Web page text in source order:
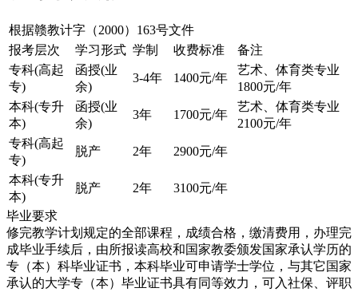
根据赣教计字（2000）163号文件
报考层次
学习形式 学制 收费标准
备注
专科(高起
专)
函授(业
余)
3-4年 1400元/年
艺术、体育类专业
1800元/年
本科(专升
本)
函授(业
余)
3年 1700元/年
艺术、体育类专业
2100元/年
专科(高起
专)
脱产 2年 2900元/年
本科(专升
本)
脱产 2年 3100元/年
毕业要求
修完教学计划规定的全部课程，成绩合格，缴清费用，办理完
成毕业手续后，由所报读高校和国家教委颁发国家承认学历的
专（本）科毕业证书，本科毕业可申请学士学位，与其它国家
承认的大学专（本）毕业证书具有同等效力，可入社保、评职